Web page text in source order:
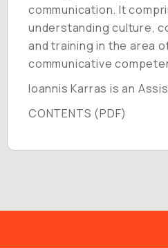
communication. It
understanding culture,
and training in the area
communicative
Ioannis Karras is an
CONTENTS (PDF)